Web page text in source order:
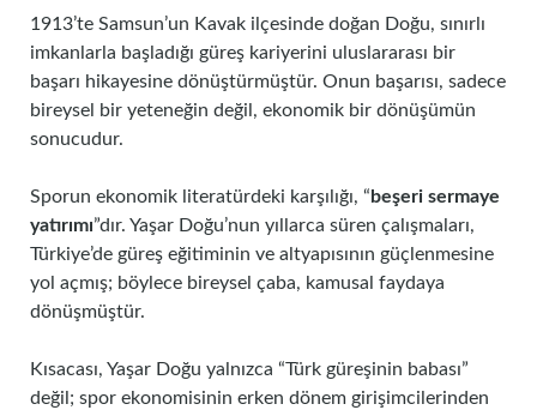
1913’te Samsun’un Kavak ilçesinde doğan Doğu, sınırlı
imkanlarla başladığı güreş kariyerini uluslararası bir
başarı hikayesine dönüştürmüştür. Onun başarısı, sadece
bireysel bir yeteneğin değil, ekonomik bir dönüşümün
sonucudur.
Sporun ekonomik literatürdeki karşılığı, “ beşeri sermaye
yatırımı”dır. Yaşar Doğu’nun yıllarca süren çalışmaları,
Türkiye’de güreş eğitiminin ve altyapısının güçlenmesine
yol açmış; böylece bireysel çaba, kamusal faydaya
dönüşmüştür.
Kısacası, Yaşar Doğu yalnızca “Türk güreşinin babası”
değil; spor ekonomisinin erken dönem girişimcilerinden